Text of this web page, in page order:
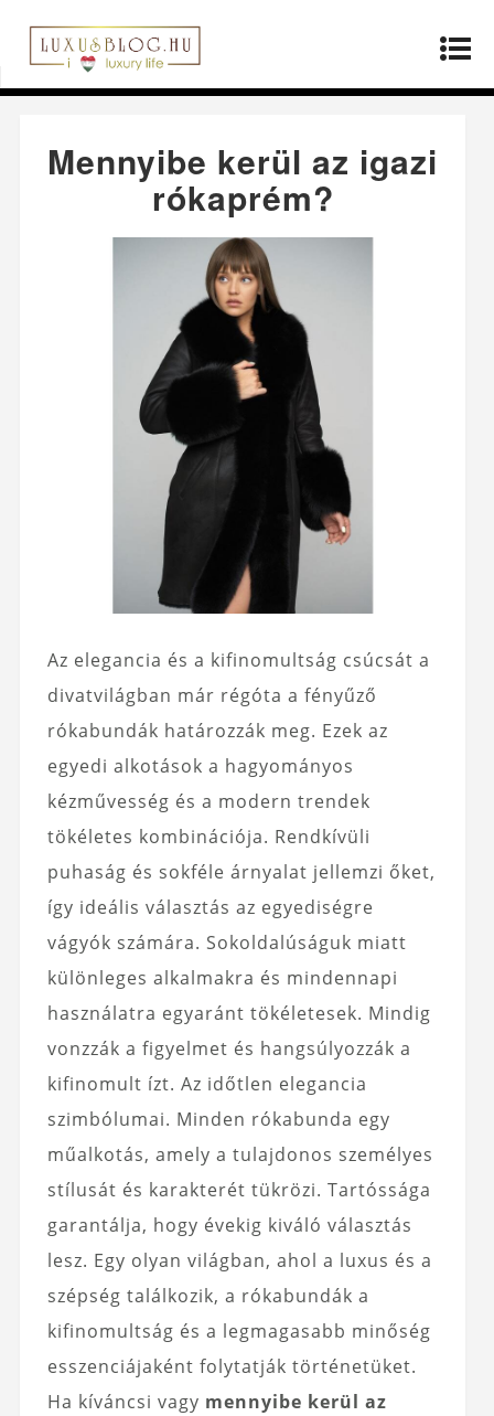
Kezdőlap»Divat»
rókaprém?
Mennyibe kerül az igazi
rókaprém?
Az elegancia és a kifinomultság csúcsát a
divatvilágban már régóta a fényűző
rókabundák határozzák meg. Ezek az
egyedi alkotások a hagyományos
kézművesség és a modern trendek
tökéletes kombinációja. Rendkívüli
puhaság és sokféle árnyalat jellemzi őket,
így ideális választás az egyediségre
vágyók számára. Sokoldalúságuk miatt
különleges alkalmakra és mindennapi
használatra egyaránt tökéletesek. Mindig
vonzzák a figyelmet és hangsúlyozzák a
kifinomult ízt. Az időtlen elegancia
szimbólumai. Minden rókabunda egy
műalkotás, amely a tulajdonos személyes
stílusát és karakterét tükrözi. Tartóssága
garantálja, hogy évekig kiváló választás
lesz. Egy olyan világban, ahol a luxus és a
szépség találkozik, a rókabundák a
kifinomultság és a legmagasabb minőség
esszenciájaként folytatják történetüket.
Ha kíváncsi vagy mennyibe kerül az